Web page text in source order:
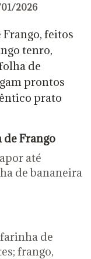
2026
feitos
tenro,
de
prontos
prato
de Frango
até
de bananeira
de
frango,